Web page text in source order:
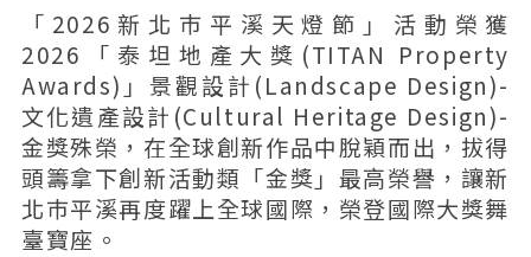
「2026新北巿平溪天燈節」活動榮獲
2026「泰坦地產大獎(TITAN Property
Awards)」景觀設計(Landscape Design)-
文化遺產設計(Cultural Heritage Design)-
金獎殊榮，在全球創新作品中脫穎而出，拔得
頭籌拿下創新活動類「金獎」最高榮譽，讓新
北巿平溪再度躍上全球國際，榮登國際大獎舞
臺寶座。